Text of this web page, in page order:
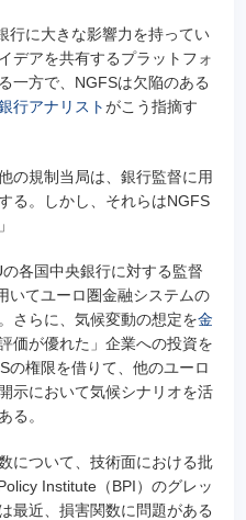
行に大きな影響力を持ってい
デアを共有するプラットフォ
一方で、NGFSは欠陥のある
行アナリストがこう指摘す
の規制当局は、銀行監督に用
る。しかし、それらはNGFS
各国中央銀行に対する監督
いてユーロ圏金融システムの
さらに、気候変動の想定を金
価が優れた」企業への投資を
の権限を借りて、他のユーロ
示において気候シナリオを活
る。
について、技術面における批
Institute（BPI）のグレッ
最近、損害関数に問題がある